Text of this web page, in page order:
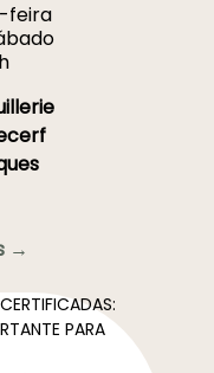
feira
→
PARA